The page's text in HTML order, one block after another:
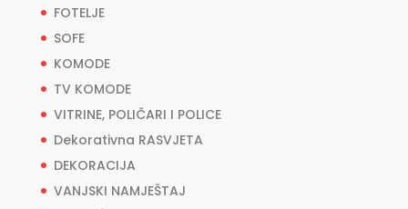
FOTELJE
SOFE
KOMODE
TV KOMODE
VITRINE, POLIČARI I POLICE
Dekorativna RASVJETA
DEKORACIJA
VANJSKI NAMJEŠTAJ